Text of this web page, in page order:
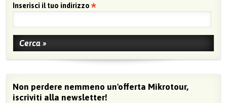
Inserisci il tuo indirizzo
Non perdere nemmeno un'offerta Mikrotour,
iscriviti alla newsletter!